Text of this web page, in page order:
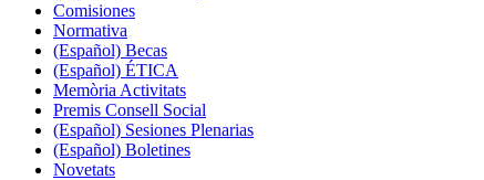
Comisiones
Normativa
(Español) Becas
(Español) ÉTICA
Memòria Activitats
Premis Consell Social
(Español) Sesiones Plenarias
(Español) Boletines
Novetats